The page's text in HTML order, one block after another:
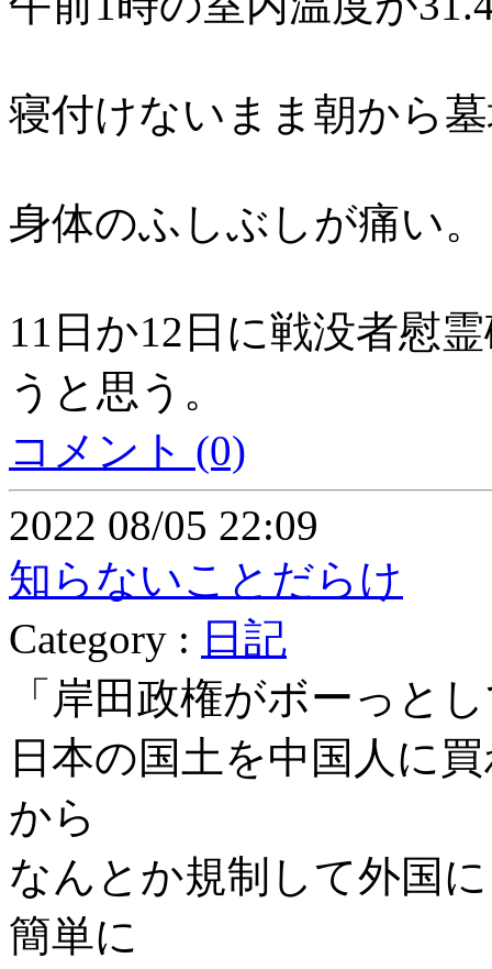
寝付けないまま朝から
身体のふしぶしが痛い。
11日か12日に戦没者慰
うと思う。
コメント (0)
2022 08/05 22:09
知らないことだらけ
Category : 日記
「岸田政権がボーっと
日本の国土を中国人に
から
なんとか規制して外国
簡単に